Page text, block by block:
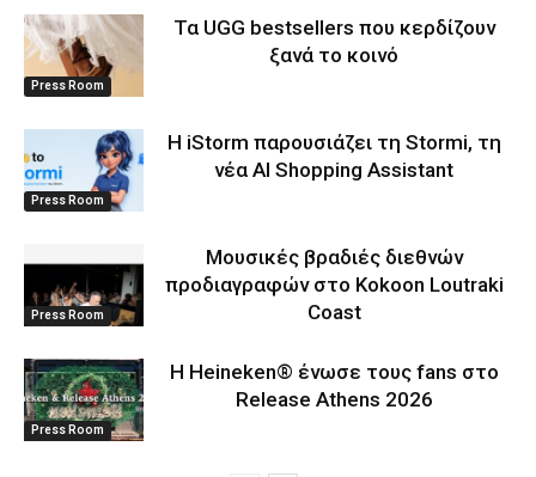
Press Room
Τα UGG bestsellers που κερδίζουν
ξανά το κοινό
Press Room
Η iStorm παρουσιάζει τη Stormi, τη
νέα AI Shopping Assistant
Press Room
Μουσικές βραδιές διεθνών
προδιαγραφών στο Kokoon Loutraki
Coast
Press Room
Η Heineken® ένωσε τους fans στο
Release Athens 2026